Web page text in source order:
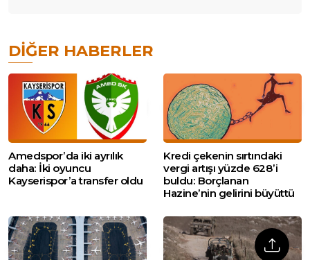
DIĞER HABERLER
Amedspor’da iki ayrılık
daha: İki oyuncu
Kayserispor’a transfer oldu
Kredi çekenin sırtındaki
vergi artışı yüzde 628’i
buldu: Borçlanan
Hazine’nin gelirini büyüttü